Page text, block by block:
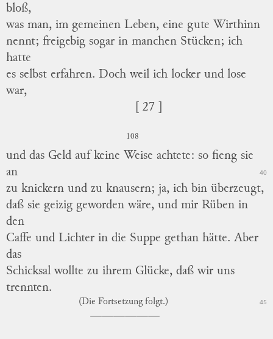
bloß,
was man, im gemeinen Leben, eine gute Wirthinn
nennt; freigebig sogar in manchen Stücken; ich
hatte
es selbst erfahren. Doch weil ich locker und lose
war,
[ 27 ]
108
und das Geld auf keine Weise achtete: so fieng sie
an
40
zu knickern und zu knausern; ja, ich bin überzeugt,
daß sie geizig geworden wäre, und mir Rüben in
den
Caffe und Lichter in die Suppe gethan hätte. Aber
das
Schicksal wollte zu ihrem Glücke, daß wir uns
trennten.
(Die Fortsetzung folgt.) 45